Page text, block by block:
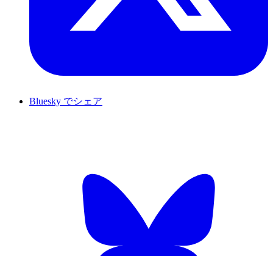
Bluesky でシェア